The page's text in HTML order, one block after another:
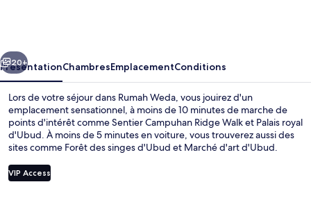
Suivant
20+
PrésentationChambresEmplacementConditions
Lors de votre séjour dans Rumah Weda, vous jouirez d'un
emplacement sensationnel, à moins de 10 minutes de marche de
points d'intérêt comme Sentier Campuhan Ridge Walk et Palais royal
d'Ubud. À moins de 5 minutes en voiture, vous trouverez aussi des
sites comme Forêt des singes d'Ubud et Marché d'art d'Ubud.
VIP Access